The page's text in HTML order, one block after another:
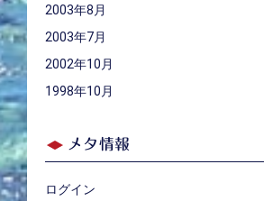
2003年8月
2003年7月
2002年10月
1998年10月
メタ情報
ログイン